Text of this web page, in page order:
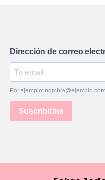
Dirección de correo
Por ejemplo: nombre@ejemplo.com
Suscribirme